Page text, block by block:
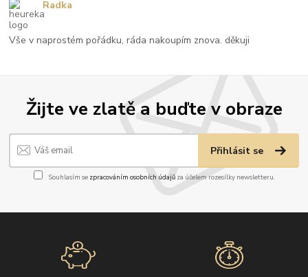
Žijte ve zlatě a buďte v obraze
Přihlásit se
Souhlasím se zpracováním osobních údajůza účelem rozesílky newsletteru.
Vše v naprostém pořádku, ráda nakoupím znova. děkuji
Radka